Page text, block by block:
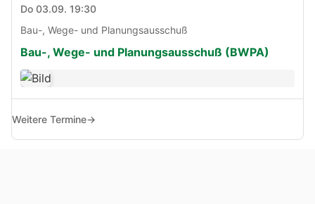
Do 03.09. 19:30
Bau-, Wege- und Planungsausschuß
Bau-, Wege- und Planungsausschuß (BWPA)
Weitere Termine→